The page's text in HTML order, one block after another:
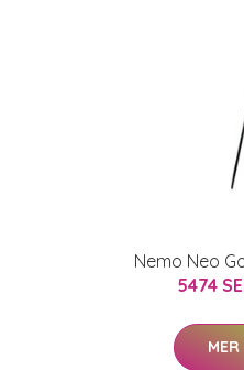
Nemo Neo
5474